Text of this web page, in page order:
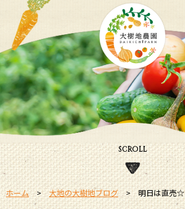
SCROLL
ホーム 大地の大樹地ブログ 明日は直売☆